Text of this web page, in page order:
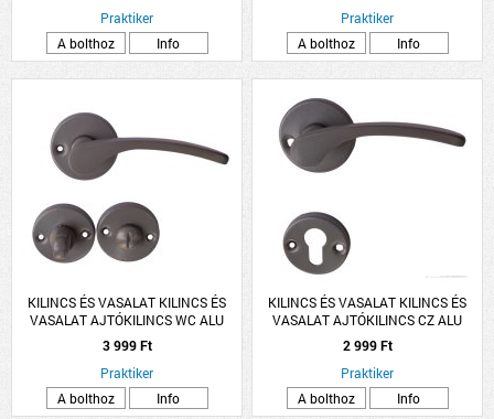
Praktiker
A bolthoz
Info
Praktiker
A bolthoz
Info
KILINCS ÉS VASALAT KILINCS ÉS
VASALAT AJTÓKILINCS WC ALU
SZÜRKE LANA ROZETTÁS
3 999 Ft
Praktiker
A bolthoz
Info
KILINCS ÉS VASALAT KILINCS ÉS
VASALAT AJTÓKILINCS CZ ALU
SZÜRKE LANA ROZETTÁS
2 999 Ft
Praktiker
A bolthoz
Info